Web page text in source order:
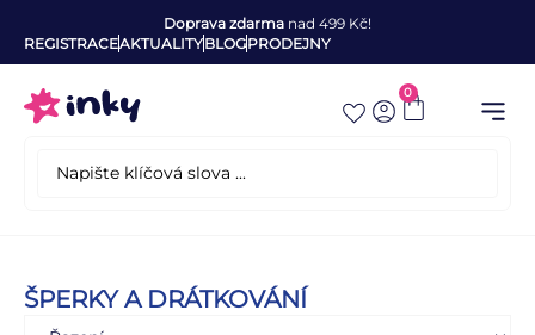
Doprava zdarma nad 499 Kč!
REGISTRACEAKTUALITYBLOGPRODEJNY
0
ŠPERKY A DRÁTKOVÁNÍ